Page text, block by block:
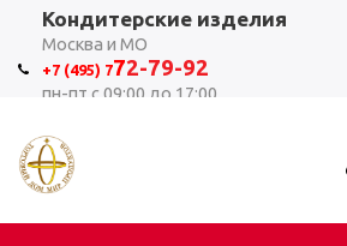
Кондитерские изделия
Москва и МО
+7 (495) 772-79-92
пн-пт с 09:00 до 17:00